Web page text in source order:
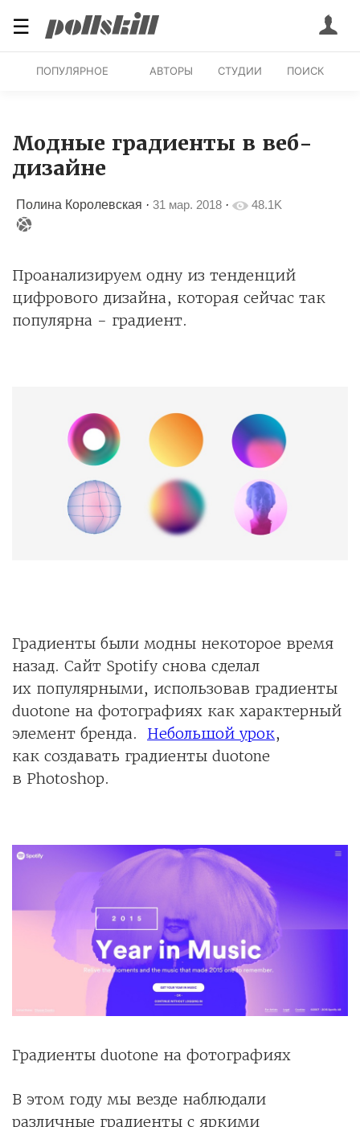
☰
ПОПУЛЯРНОЕ АВТОРЫ СТУДИИ ПОИСК
Модные градиенты в веб-
дизайне
Полина Королевская · 31 мар. 2018 · 48.1K
Проанализируем одну из тенденций
цифрового дизайна, которая сейчас так
популярна - градиент.
Градиенты были модны некоторое время
назад. Сайт Spotify снова сделал
их популярными, использовав градиенты
duotone на фотографиях как характерный
элемент бренда. Небольшой урок,
как создавать градиенты duotone
в Photoshop.
Градиенты duotone на фотографиях
В этом году мы везде наблюдали
различные градиенты с яркими